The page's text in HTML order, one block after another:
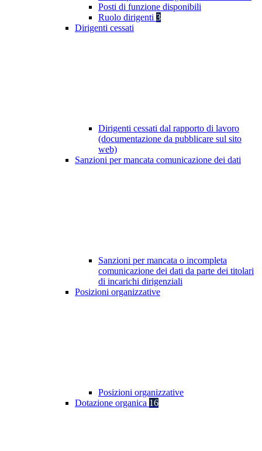
Posti di funzione disponibili
Ruolo dirigenti 3
Dirigenti cessati
Dirigenti cessati dal rapporto di lavoro
(documentazione da pubblicare sul sito
web)
Sanzioni per mancata comunicazione dei dati
Sanzioni per mancata o incompleta
comunicazione dei dati da parte dei titolari
di incarichi dirigenziali
Posizioni organizzative
Posizioni organizzative
Dotazione organica 16